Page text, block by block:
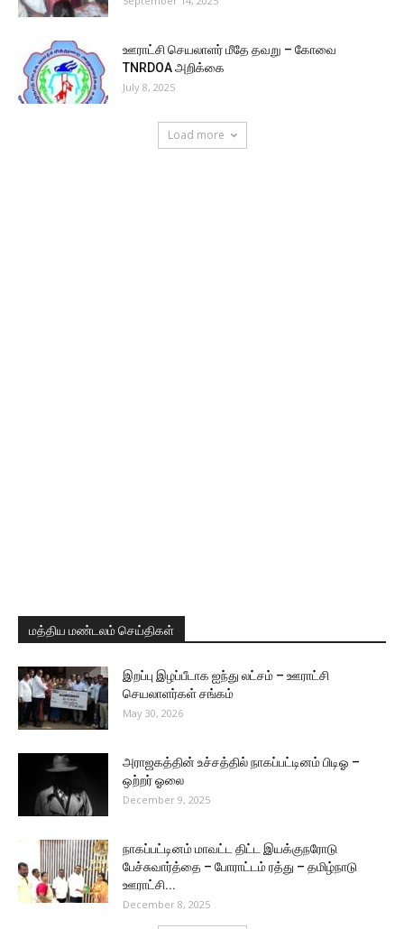
ஊராட்சி செயலாளர் மீதே தவறு – கோவை
TNRDOA அறிக்கை
July 8, 2025
Load more
மத்திய மண்டலம் செய்திகள்
இறப்பு இழப்பீடாக ஐந்து லட்சம் – ஊராட்சி
செயலாளர்கள் சங்கம்
May 30, 2026
அராஜகத்தின் உச்சத்தில் நாகப்பட்டினம் பிடிஓ –
ஒற்றர் ஓலை
December 9, 2025
நாகப்பட்டினம் மாவட்ட திட்ட இயக்குநரோடு
பேச்சுவார்த்தை – போராட்டம் ரத்து – தமிழ்நாடு
ஊராட்சி...
December 8, 2025